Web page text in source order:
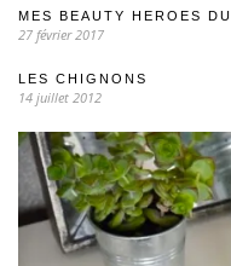
MES BEAUTY HEROES
27 février 2017
LES CHIGNONS
14 juillet 2012